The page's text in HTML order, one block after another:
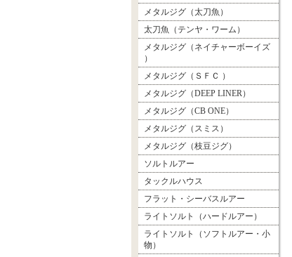
メタルジグ（太刀魚）
太刀魚（テンヤ・ワーム）
メタルジグ（ネイチャーボーイズ
）
メタルジグ（ＳＦＣ ）
メタルジグ（DEEP LINER）
メタルジグ（CB ONE）
メタルジグ（スミス）
メタルジグ（枝豆ジグ）
ソルトルアー
タックルハウス
フラット・シーバスルアー
ライトソルト（ハードルアー）
ライトソルト（ソフトルアー・小
物）